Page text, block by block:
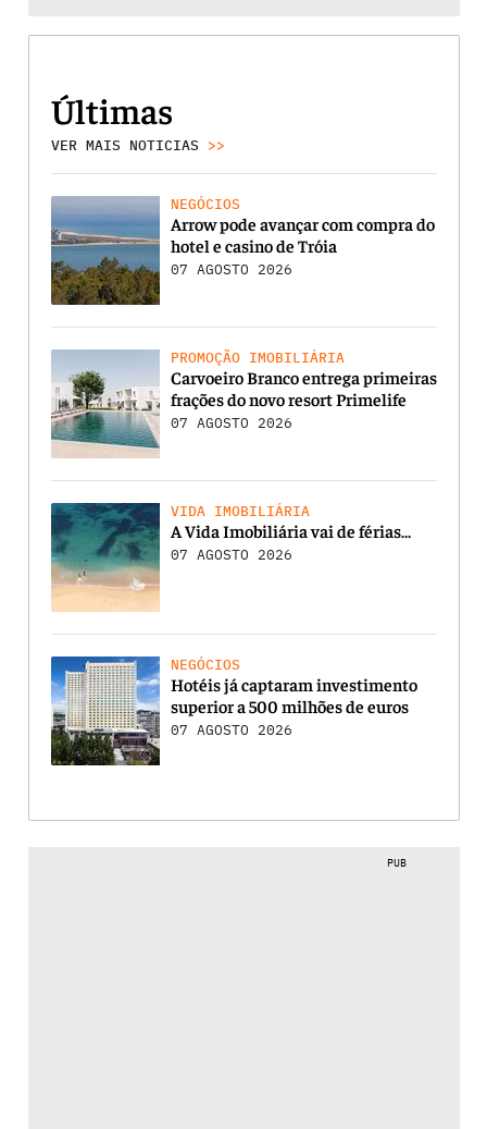
Últimas
VER MAIS NOTICIAS >>
NEGÓCIOS
Arrow pode avançar com compra do
hotel e casino de Tróia
07 AGOSTO 2026
PROMOÇÃO IMOBILIÁRIA
Carvoeiro Branco entrega primeiras
frações do novo resort Primelife
07 AGOSTO 2026
VIDA IMOBILIÁRIA
A Vida Imobiliária vai de férias…
07 AGOSTO 2026
NEGÓCIOS
Hotéis já captaram investimento
superior a 500 milhões de euros
07 AGOSTO 2026
PUB